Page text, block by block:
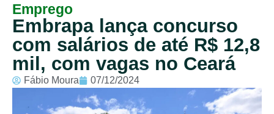
Emprego
Embrapa lança concurso
com salários de até R$ 12,8
mil, com vagas no Ceará
Fábio Moura 07/12/2024